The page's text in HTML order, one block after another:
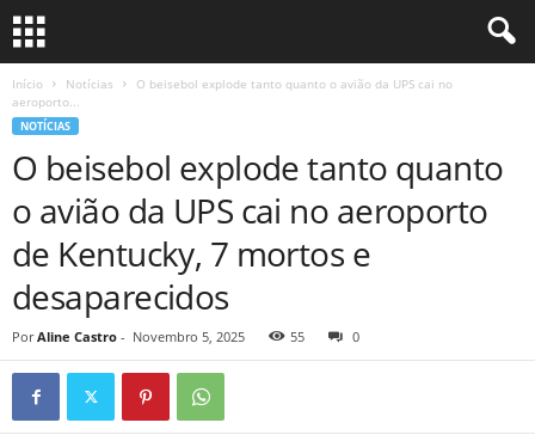
Início Notícias
O beisebol explode tanto quanto o avião da UPS cai no
aeroporto...
NOTÍCIAS
O beisebol explode tanto quanto
o avião da UPS cai no aeroporto
de Kentucky, 7 mortos e
desaparecidos
Por Aline Castro - Novembro 5, 2025 55 0